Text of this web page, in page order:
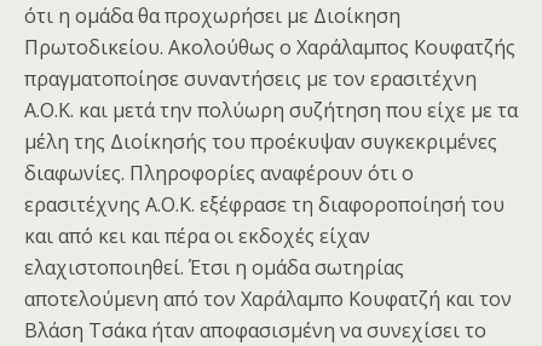
ότι η ομάδα θα προχωρήσει με Διοίκηση
Πρωτοδικείου. Ακολούθως ο Χαράλαμπος Κουφατζής
πραγματοποίησε συναντήσεις με τον ερασιτέχνη
Α.Ο.Κ. και μετά την πολύωρη συζήτηση που είχε με τα
μέλη της Διοίκησής του προέκυψαν συγκεκριμένες
διαφωνίες. Πληροφορίες αναφέρουν ότι ο
ερασιτέχνης Α.Ο.Κ. εξέφρασε τη διαφοροποίησή του
και από κει και πέρα οι εκδοχές είχαν
ελαχιστοποιηθεί. Έτσι η ομάδα σωτηρίας
αποτελούμενη από τον Χαράλαμπο Κουφατζή και τον
Βλάση Τσάκα ήταν αποφασισμένη να συνεχίσει το